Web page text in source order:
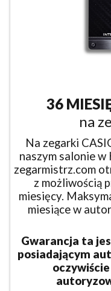
36
na
Na zegarki
naszym salonie
zegarmistrz.com
z możliwością
miesięcy.
miesiące w
Gwarancja ta
posiadającym